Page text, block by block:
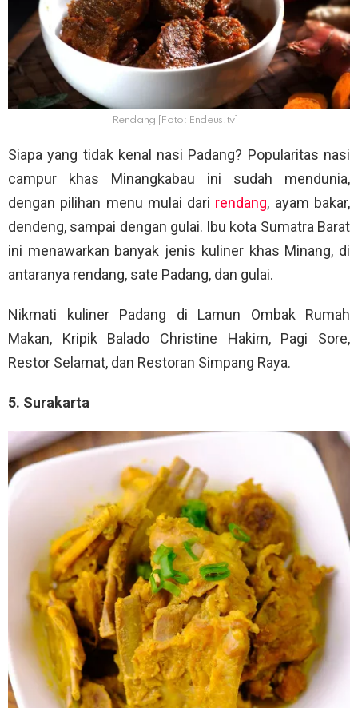
Rendang [Foto: Endeus.tv]
Siapa yang tidak kenal nasi Padang? Popularitas nasi
campur khas Minangkabau ini sudah mendunia,
dengan pilihan menu mulai dari rendang, ayam bakar,
dendeng, sampai dengan gulai. Ibu kota Sumatra Barat
ini menawarkan banyak jenis kuliner khas Minang, di
antaranya rendang, sate Padang, dan gulai.
Nikmati kuliner Padang di Lamun Ombak Rumah
Makan, Kripik Balado Christine Hakim, Pagi Sore,
Restor Selamat, dan Restoran Simpang Raya.
5. Surakarta